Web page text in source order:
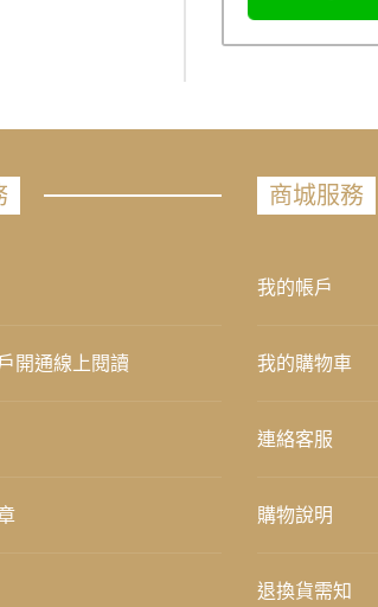
開通線上閱讀
商城服務
我的帳戶
我的購物車
連絡客服
購物說明
退換貨需知